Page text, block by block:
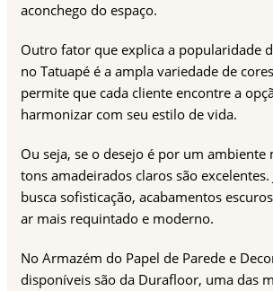
aconchego do espaço.
Outro fator que explica a popularidade
no Tatuapé é a ampla variedade de
permite que cada cliente encontre a
harmonizar com seu estilo de vida.
Ou seja, se o desejo é por um ambiente
tons amadeirados claros são excelentes.
busca sofisticação, acabamentos
ar mais requintado e moderno.
No Armazém do Papel de Parede e
disponíveis são da Durafloor, uma das